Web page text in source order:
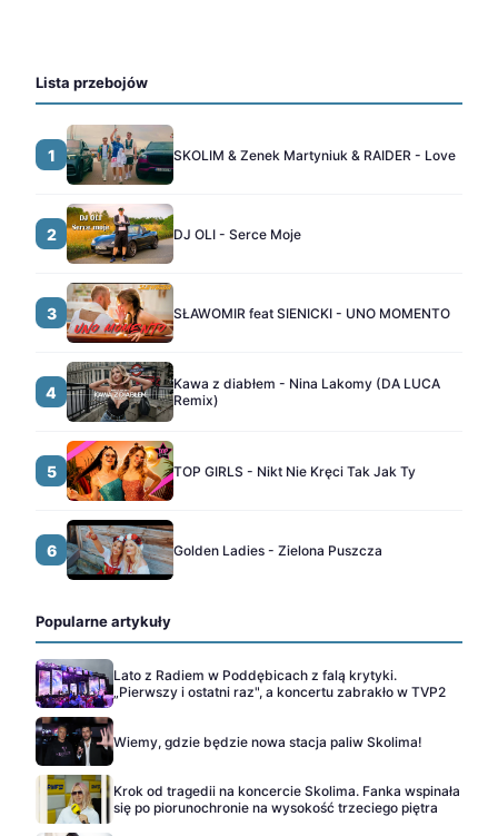
Lista przebojów
1 SKOLIM & Zenek Martyniuk & RAIDER - Love
2 DJ OLI - Serce Moje
3 SŁAWOMIR feat SIENICKI - UNO MOMENTO
4
Kawa z diabłem - Nina Lakomy (DA LUCA
Remix)
5 TOP GIRLS - Nikt Nie Kręci Tak Jak Ty
6 Golden Ladies - Zielona Puszcza
Popularne artykuły
Lato z Radiem w Poddębicach z falą krytyki.
„Pierwszy i ostatni raz", a koncertu zabrakło w TVP2
Wiemy, gdzie będzie nowa stacja paliw Skolima!
Krok od tragedii na koncercie Skolima. Fanka wspinała
się po piorunochronie na wysokość trzeciego piętra